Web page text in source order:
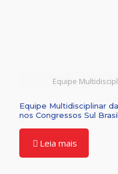
Equipe
Equipe Multidisciplinar
nos Congressos Sul
Leia mais